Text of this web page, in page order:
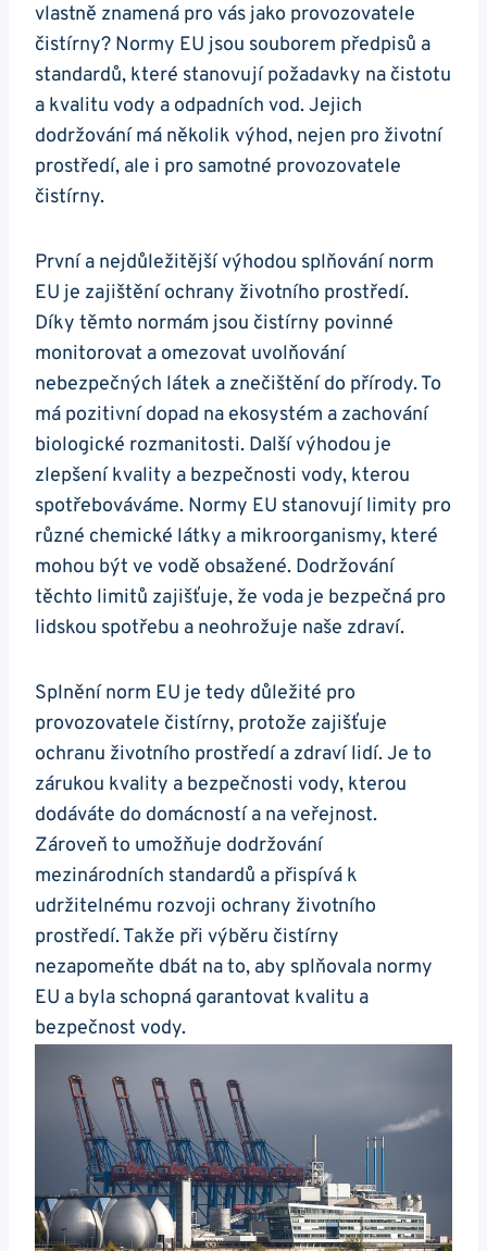
vlastně znamená pro vás jako provozovatele
čistírny? Normy EU jsou souborem předpisů a
standardů, které stanovují požadavky na čistotu
a kvalitu vody a odpadních vod. Jejich
dodržování má několik výhod, nejen pro životní
prostředí, ale i pro samotné provozovatele
čistírny.
První a nejdůležitější výhodou splňování norm
EU je zajištění ochrany životního prostředí.
Díky těmto normám jsou čistírny povinné
monitorovat a omezovat uvolňování
nebezpečných látek a znečištění do přírody. To
má pozitivní dopad na ekosystém a zachování
biologické rozmanitosti. Další výhodou je
zlepšení kvality a bezpečnosti vody, kterou
spotřebováváme. Normy EU stanovují limity pro
různé chemické látky a mikroorganismy, které
mohou být ve vodě obsažené. Dodržování
těchto limitů zajišťuje, že voda je bezpečná pro
lidskou spotřebu a neohrožuje naše zdraví.
Splnění norm EU je tedy důležité pro
provozovatele čistírny, protože zajišťuje
ochranu životního prostředí a zdraví lidí. Je to
zárukou kvality a bezpečnosti vody, kterou
dodáváte do domácností a na veřejnost.
Zároveň to umožňuje dodržování
mezinárodních standardů a přispívá k
udržitelnému rozvoji ochrany životního
prostředí. Takže při výběru čistírny
nezapomeňte dbát na to, aby splňovala normy
EU a byla schopná garantovat kvalitu a
bezpečnost vody.